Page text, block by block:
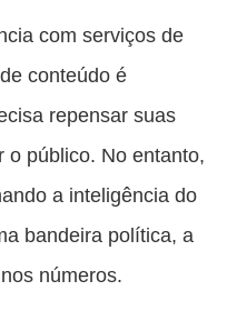
com serviços de
conteúdo é
repensar suas
o público. No entanto,
a inteligência do
bandeira política, a
números.